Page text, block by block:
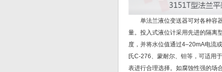
单法兰液位变送器可对各种容器
量。投入式液位计采用先进的隔离
度，并将水位值通过4–20mA电流
氏C-276、蒙耐尔、钽等，可适用
表进行合理选择。如腐蚀性强的场